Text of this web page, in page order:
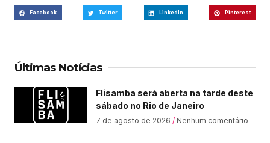
Facebook Twitter LinkedIn Pinterest
Últimas Notícias
Flisamba será aberta na tarde deste
sábado no Rio de Janeiro
7 de agosto de 2026 Nenhum comentário